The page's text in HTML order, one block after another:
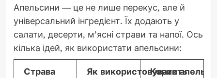
Апельсини — це не лише перекус, але й
універсальний інгредієнт. Їх додають у
салати, десерти, м’ясні страви та напої. Ось
кілька ідей, як використати апельсини:
Страва Як використовувати
Користь